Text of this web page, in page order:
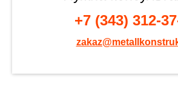
+7 (343) 312-